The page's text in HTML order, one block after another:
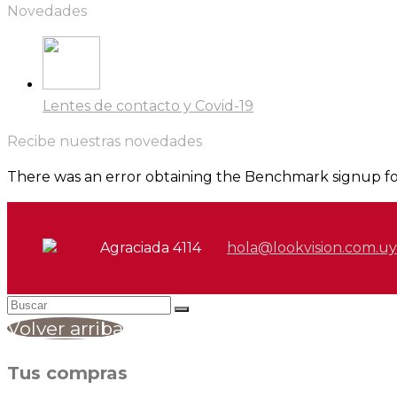
Novedades
Lentes de contacto y Covid-19
Recibe nuestras novedades
There was an error obtaining the Benchmark signup
Agraciada 4114 hola@lookvision.com.uy
Volver arriba
Tus compras